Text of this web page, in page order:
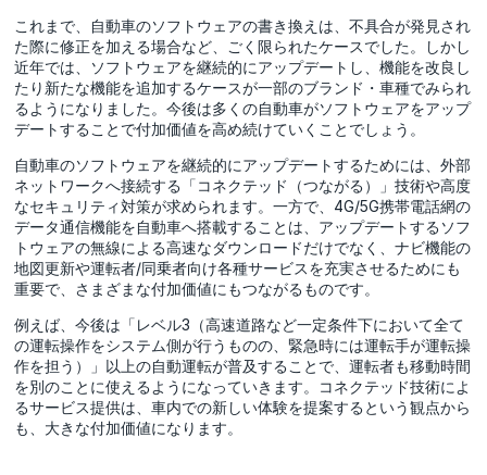
これまで、自動車のソフトウェアの書き換えは、不具合が発見され
た際に修正を加える場合など、ごく限られたケースでした。しかし
近年では、ソフトウェアを継続的にアップデートし、機能を改良し
たり新たな機能を追加するケースが一部のブランド・車種でみられ
るようになりました。今後は多くの自動車がソフトウェアをアップ
デートすることで付加価値を高め続けていくことでしょう。
自動車のソフトウェアを継続的にアップデートするためには、外部
ネットワークへ接続する「コネクテッド（つながる）」技術や高度
なセキュリティ対策が求められます。一方で、4G/5G携帯電話網の
データ通信機能を自動車へ搭載することは、アップデートするソフ
トウェアの無線による高速なダウンロードだけでなく、ナビ機能の
地図更新や運転者/同乗者向け各種サービスを充実させるためにも
重要で、さまざまな付加価値にもつながるものです。
例えば、今後は「レベル3（高速道路など一定条件下において全て
の運転操作をシステム側が行うものの、緊急時には運転手が運転操
作を担う）」以上の自動運転が普及することで、運転者も移動時間
を別のことに使えるようになっていきます。コネクテッド技術によ
るサービス提供は、車内での新しい体験を提案するという観点から
も、大きな付加価値になります。